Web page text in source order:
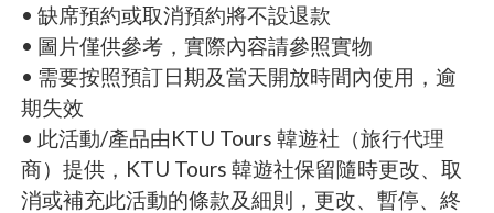
• 缺席預約或取消預約將不設退款
• 圖片僅供參考，實際內容請參照實物
• 需要按照預訂日期及當天開放時間內使用，逾
期失效
• 此活動/產品由KTU Tours 韓遊社（旅行代理
商）提供，KTU Tours 韓遊社保留隨時更改、取
消或補充此活動的條款及細則，更改、暫停、終